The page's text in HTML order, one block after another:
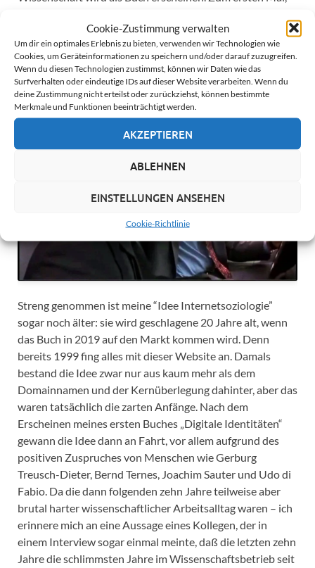
Cookie-Zustimmung verwalten
Um dir ein optimales Erlebnis zu bieten, verwenden wir Technologien wie
Cookies, um Geräteinformationen zu speichern und/oder darauf zuzugreifen.
Wenn du diesen Technologien zustimmst, können wir Daten wie das
Surfverhalten oder eindeutige IDs auf dieser Website verarbeiten. Wenn du
deine Zustimmung nicht erteilst oder zurückziehst, können bestimmte
Merkmale und Funktionen beeinträchtigt werden.
AKZEPTIEREN
ABLEHNEN
EINSTELLUNGEN ANSEHEN
Cookie-Richtlinie
und Methodik bis Praxis. Der Weg zu diesem Buch
dauerte satte zehn Jahre, weshalb mein erster Gedanke
nach der Unterschrift unter dem erfreulich schnell
ausgehandelten Vertrag mit dem renommierten
Wissenschaftsverlag De Gruyter ungefähr so aussah:
akzeptieren und diesen Inhalt zu
aktivieren
Streng genommen ist meine “Idee Internetsoziologie”
sogar noch älter: sie wird geschlagene 20 Jahre alt, wenn
das Buch in 2019 auf den Markt kommen wird. Denn
bereits 1999 fing alles mit dieser Website an. Damals
bestand die Idee zwar nur aus kaum mehr als dem
Domainnamen und der Kernüberlegung dahinter, aber das
waren tatsächlich die zarten Anfänge. Nach dem
Erscheinen meines ersten Buches „Digitale Identitäten“
gewann die Idee dann an Fahrt, vor allem aufgrund des
positiven Zuspruches von Menschen wie Gerburg
Treusch-Dieter, Bernd Ternes, Joachim Sauter und Udo di
Fabio. Da die dann folgenden zehn Jahre teilweise aber
brutal harter wissenschaftlicher Arbeitsalltag waren – ich
erinnere mich an eine Aussage eines Kollegen, der in
einem Interview sogar einmal meinte, daß die letzten zehn
Jahre die schlimmsten Jahre im Wissenschaftsbetrieb seit